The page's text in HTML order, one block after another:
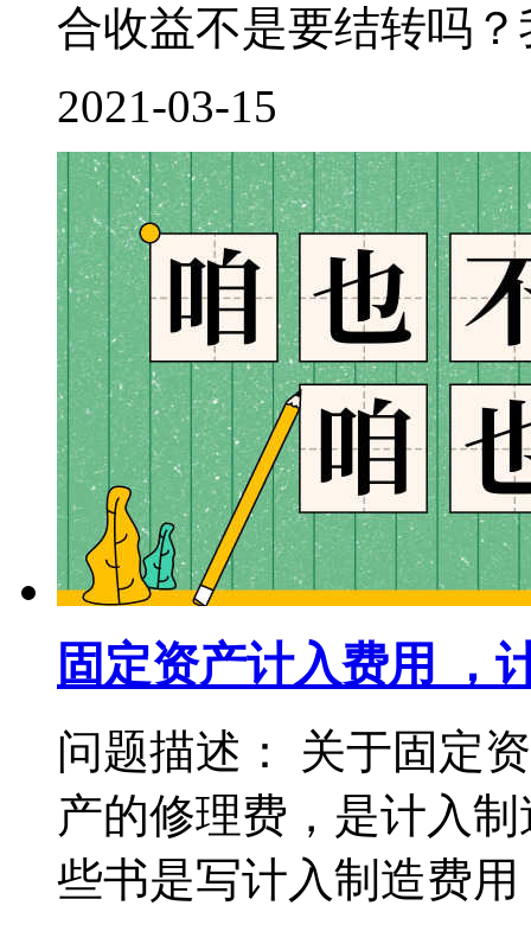
合收益不是要结转吗
2021-03-15
固定资产计入费用 ，
问题描述： 关于固定
产的修理费，是计入
些书是写计入制造费